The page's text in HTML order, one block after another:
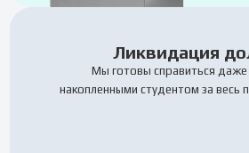
Ликвидация
Мы готовы справиться даже
накопленными студентом за весь